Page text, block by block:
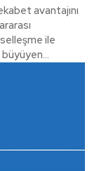
avantajını